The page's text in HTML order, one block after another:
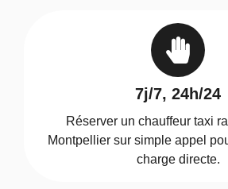
7j/7, 24h/24
Réserver un chauffeur taxi
Montpellier sur simple appel
charge directe.